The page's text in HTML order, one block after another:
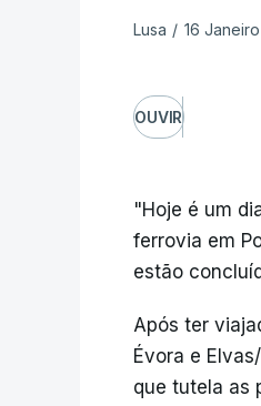
Lusa / 16
OUVIR
"Hoje é um
ferrovia em
estão
Após ter
Évora e
que tutela as